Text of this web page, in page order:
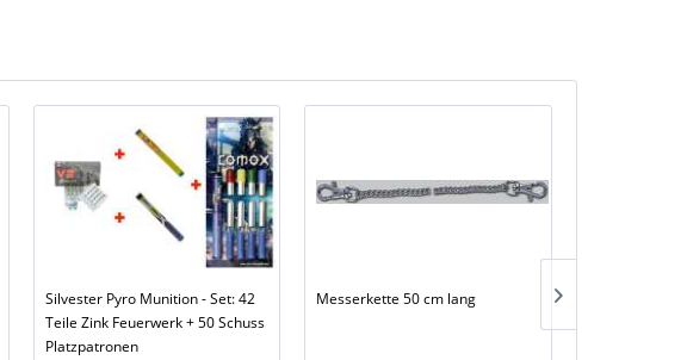
Silvester Pyro Munition - Set: 42
Teile Zink Feuerwerk + 50 Schuss
Platzpatronen
Messerkette 50 cm lang